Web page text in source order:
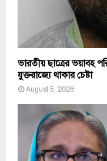
ভারতীয় ছাত্রের ভয়াবহ
যুক্তরাজ্যে থাকার চেষ্টা
August 5, 2026